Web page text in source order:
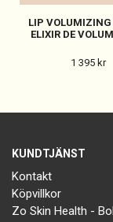
LIP VOLUMIZING
ELIXIR DE
1 395 kr
KUNDTJÄNST
Kontakt
Köpvillkor
Zo Skin Health -